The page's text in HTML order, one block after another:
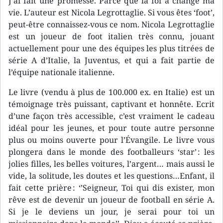
vie. L’auteur est Nicola Legrottaglie. Si vous êtes ‘foot’,
peut-être connaissez-vous ce nom. Nicola Legrottaglie
est un joueur de foot italien très connu, jouant
actuellement pour une des équipes les plus titrées de
série A d’Italie, la Juventus, et qui a fait partie de
l’équipe nationale italienne.
Le livre (vendu à plus de 100.000 ex. en Italie) est un
témoignage très puissant, captivant et honnête. Ecrit
d’une façon très accessible, c’est vraiment le cadeau
idéal pour les jeunes, et pour toute autre personne
plus ou moins ouverte pour l’Évangile. Le livre vous
plongera dans le monde des footballeurs ‘star’ : les
jolies filles, les belles voitures, l’argent… mais aussi le
vide, la solitude, les doutes et les questions…Enfant, il
fait cette prière : ‘’Seigneur, Toi qui dis exister, mon
rêve est de devenir un joueur de football en série A.
Si je le deviens un jour, je serai pour toi un